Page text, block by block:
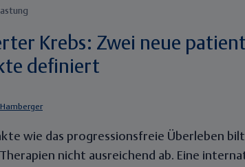
Krebs: Zwei neue
definiert
wie das progressionsfreie Überleben
nicht ausreichend ab. Eine